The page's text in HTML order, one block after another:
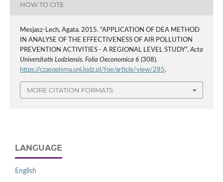
HOW TO CITE
Mesjasz-Lech, Agata. 2015. “APPLICATION OF DEA METHOD
IN ANALYSE OF THE EFFECTIVENESS OF AIR POLLUTION
PREVENTION ACTIVITIES - A REGIONAL LEVEL STUDY”.Acta
Universitatis Lodziensis. Folia Oeconomica 6 (308).
https://czasopisma.uni.lodz.pl/foe/article/view/285.
MORE CITATION FORMATS
LANGUAGE
English